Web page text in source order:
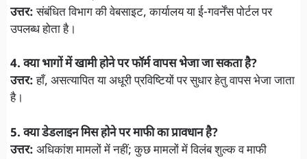
उत्तर:संबंधित विभाग की वेबसाइट, कार्यालय या ई-गवर्नेंस पोर्टल पर
उपलब्ध होता है।
4. क्या भागों में खामी होने पर फॉर्म वापस भेजा जा सकता है?
उत्तर:हाँ, असत्यापित या अधूरी प्रविष्टियों पर सुधार हेतु वापस भेजा जाता
है।
5. क्या डेडलाइन मिस होने पर माफी का प्रावधान है?
उत्तर: अधिकांश मामलों में नहीं; कुछ मामलों में विलंब शुल्क व माफी